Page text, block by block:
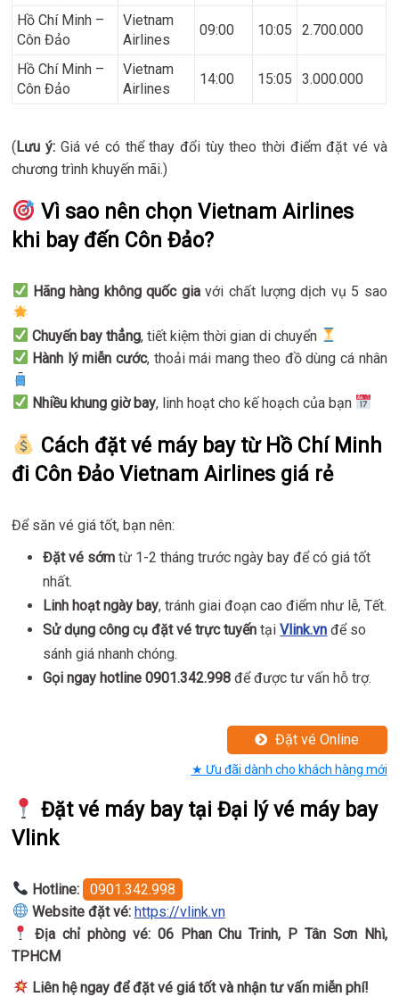
Hồ Chí Minh –
Côn Đảo
Vietnam
Airlines
09:00 10:05 2.700.000
Hồ Chí Minh –
Côn Đảo
Vietnam
Airlines
14:00 15:05 3.000.000
(Lưu ý: Giá vé có thể thay đổi tùy theo thời điểm đặt vé và
chương trình khuyến mãi.)
Vì sao nên chọn Vietnam Airlines
khi bay đến Côn Đảo?
Hãng hàng không quốc giavới chất lượng dịch vụ 5 sao
Chuyến bay thẳng, tiết kiệm thời gian di chuyển
Hành lý miễn cước, thoải mái mang theo đồ dùng cá nhân
Nhiều khung giờ bay, linh hoạt cho kế hoạch của bạn
Cách đặt vé máy bay từ Hồ Chí Minh
đi Côn Đảo Vietnam Airlines giá rẻ
Để săn vé giá tốt, bạn nên:
Đặt vé sớm từ 1-2 tháng trước ngày bay để có giá tốt
nhất.
Linh hoạt ngày bay, tránh giai đoạn cao điểm như lễ, Tết.
Sử dụng công cụ đặt vé trực tuyến tạiVlink.vn để so
sánh giá nhanh chóng.
Gọi ngay hotline 0901.342.998 để được tư vấn hỗ trợ.
Đặt vé Online
★ Ưu đãi dành cho khách hàng mới
Đặt vé máy bay tại Đại lý vé máy bay
Vlink
Hotline:
0901.342.998
Website đặt vé: https://vlink.vn
Địa chỉ phòng vé: 06 Phan Chu Trinh, P Tân Sơn Nhì,
TPHCM
Liên hệ ngay để đặt vé giá tốt và nhận tư vấn miễn phí!